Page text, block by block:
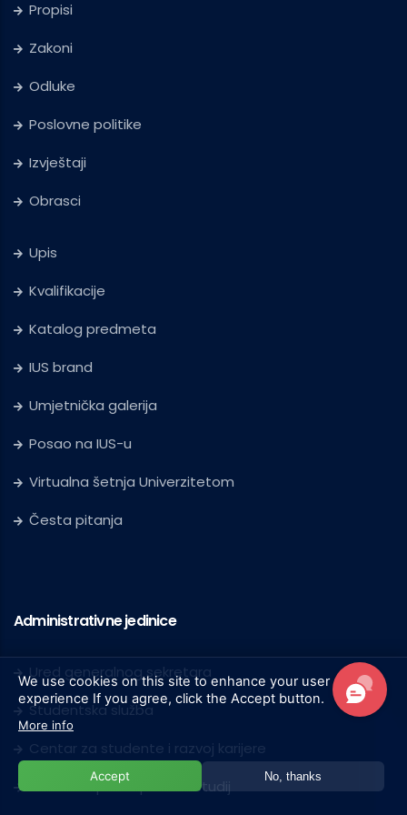
Propisi
Zakoni
Odluke
Poslovne politike
Izvještaji
Obrasci
Upis
Kvalifikacije
Katalog predmeta
IUS brand
Umjetnička galerija
Posao na IUS-u
Virtualna šetnja Univerzitetom
Česta pitanja
Administrativne jedinice
Ured generalnog sekretara
Studentska služba
Centar za studente i razvoj karijere
Služba za postdiplomski studij
We use cookies on this site to enhance your user
experience If you agree, click the Accept button.
More info
Accept No, thanks